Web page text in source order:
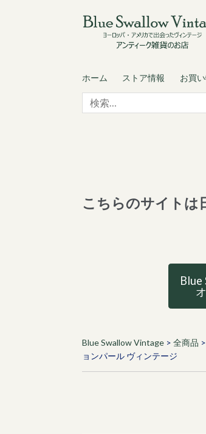
to
navigation
to
content
ホーム ストア情報 お買
検
索:
こちらのサイトは
Blue
Blue Swallow Vintage> 全商品 >
ョンパール ヴィンテージ